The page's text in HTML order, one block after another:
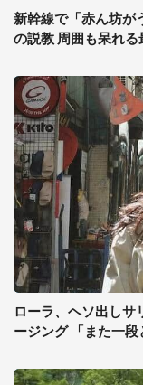
新幹線で「赤ん坊が
の説教 周囲も呆れる
ローラ、ヘソ出しサ
ージング 「また一段